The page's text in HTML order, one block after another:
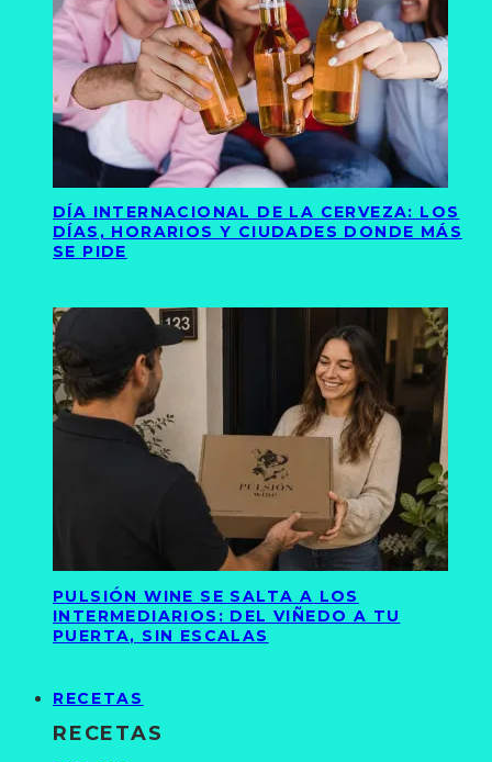
DÍA INTERNACIONAL DE LA CERVEZA: LOS
DÍAS, HORARIOS Y CIUDADES DONDE MÁS
SE PIDE
PULSIÓN WINE SE SALTA A LOS
INTERMEDIARIOS: DEL VIÑEDO A TU
PUERTA, SIN ESCALAS
RECETAS
RECETAS